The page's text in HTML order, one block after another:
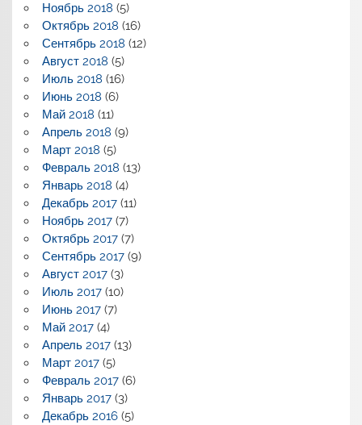
Ноябрь 2018 (5)
Октябрь 2018 (16)
Сентябрь 2018 (12)
Август 2018 (5)
Июль 2018 (16)
Июнь 2018 (6)
Май 2018 (11)
Апрель 2018 (9)
Март 2018 (5)
Февраль 2018 (13)
Январь 2018 (4)
Декабрь 2017(11)
Ноябрь 2017(7)
Октябрь 2017(7)
Сентябрь 2017(9)
Август 2017(3)
Июль 2017(10)
Июнь 2017(7)
Май 2017(4)
Апрель 2017(13)
Март 2017(5)
Февраль 2017(6)
Январь 2017(3)
Декабрь 2016(5)